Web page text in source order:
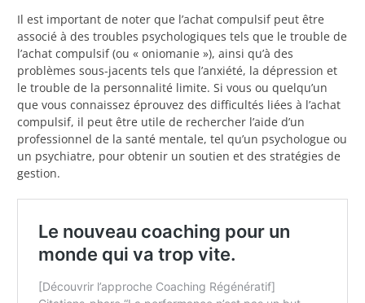
Il est important de noter que l’achat compulsif peut être
associé à des troubles psychologiques tels que le trouble de
l’achat compulsif (ou « oniomanie »), ainsi qu’à des
problèmes sous-jacents tels que l’anxiété, la dépression et
le trouble de la personnalité limite. Si vous ou quelqu’un
que vous connaissez éprouvez des difficultés liées à l’achat
compulsif, il peut être utile de rechercher l’aide d’un
professionnel de la santé mentale, tel qu’un psychologue ou
un psychiatre, pour obtenir un soutien et des stratégies de
gestion.